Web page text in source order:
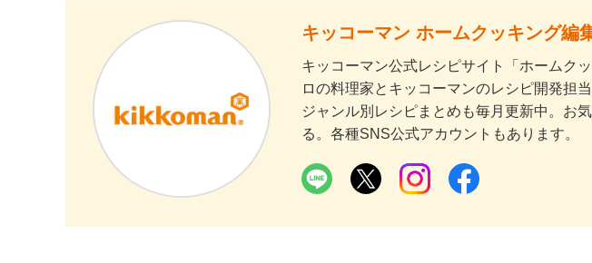
キッコーマン ホームクッキング編
キッコーマン公式レシピサイト「ホームク
ロの料理家とキッコーマンのレシピ開発担
ジャンル別レシピまとめも毎月更新中。お
る。各種SNS公式アカウントもあります。